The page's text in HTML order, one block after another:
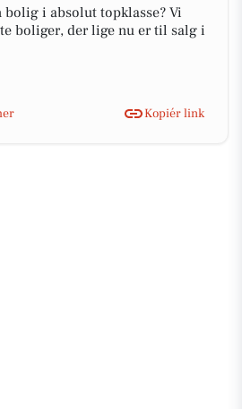
i absolut topklasse? Vi
boliger, der lige nu er til salg i
Kopiér link